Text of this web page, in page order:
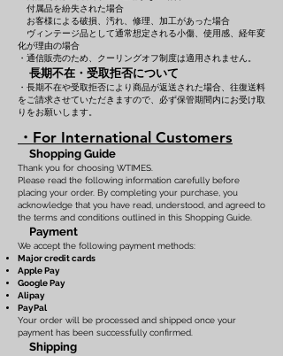
付属品を紛失された場合
お客様による破損、汚れ、修理、加工があった場合
ヴィンテージ品として通常想定される小傷、使用感、経年変
化が理由の場合
・通信販売のため、クーリングオフ制度は適用されません。
長期不在・受取拒否について
・長期不在や受取拒否により商品が返送された場合、往復送料
をご請求させていただきますので、必ず保管期間内にお受け取
りをお願いします。
・For International Customers
Shopping Guide
Thank you for choosing WTIMES.
Please read the following information carefully before
placing your order. By completing your purchase, you
acknowledge that you have read, understood, and agreed to
the terms and conditions outlined in this Shopping Guide.
Payment
We accept the following payment methods:
Major credit cards
Apple Pay
Google Pay
Alipay
PayPal
Your order will be processed and shipped once your
payment has been successfully confirmed.
Shipping